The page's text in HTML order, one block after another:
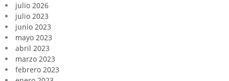
julio 2026
julio 2023
junio 2023
mayo 2023
abril 2023
marzo 2023
febrero 2023